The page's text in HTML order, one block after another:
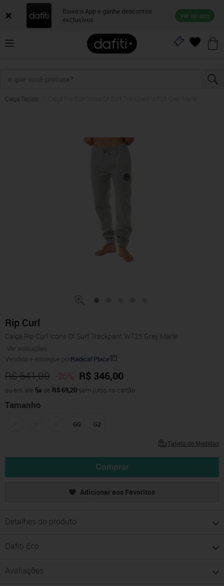
Baixe o App e ganhe descontos
exclusivos
Ver no app
Calça Tecido
Rip Curl
Calça Rip Curl Icons Of Surf Trackpant WT25 Grey Marle
Ver avaliações
Vendido e entregue porRadical Place
R$ 541,00 -36% R$ 346,00
ou em até 5x de R$ 69,20 sem juros no cartão
Tamanho
GG G2
Tabela de Medidas
Comprar
Adicionar aos Favoritos
Detalhes do produto
Dafiti Eco
Avaliações